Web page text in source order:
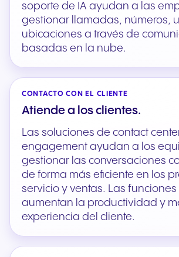
soporte de IA ayudan a las
gestionar llamadas, números,
ubicaciones a través de
basadas en la nube.
CONTACTO CON EL CLIENTE
Atiende a los clientes.
Las soluciones de contact
engagement ayudan a los
gestionar las conversaciones
de forma más eficiente en los
servicio y ventas. Las funciones
aumentan la productividad y
experiencia del cliente.